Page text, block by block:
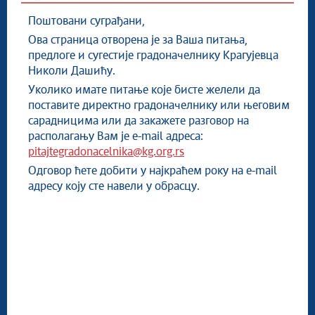
Помоћници градоначелника
Питајте Градоначелника
Акти Градског већа
Градске управе, органи града, установе и
предузећа
Поштовани суграђани,
Ова страница отворена је за Ваша питања,
предлоге и сугестије градоначелнику Крагујевца
Николи Дашићу.
Уколико имате питање које бисте желели да
поставите директно градоначелнику или његовим
сарадницима или да закажете разговор на
располагању Вам је e-mail адреса:
pitajtegradonacelnika@kg.org.rs
Одговор ћете добити у најкраћем року на e-mail
адресу коју сте навели у обрасцу.